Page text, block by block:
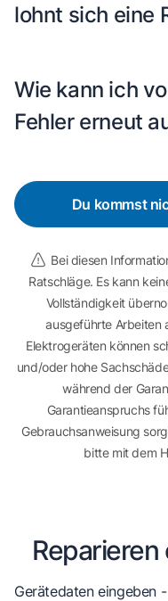
lohnt sich eine
Wie kann ich
Fehler erneut
Du kommst
Bei diesen
Ratschläge. Es kann
Vollständigkeit
ausgeführte Arbeiten
Elektrogeräten können
und/oder hohe
während der
Garantieanspruchs
Gebrauchsanweisung
bitte mit dem
Gerätedaten eingeben